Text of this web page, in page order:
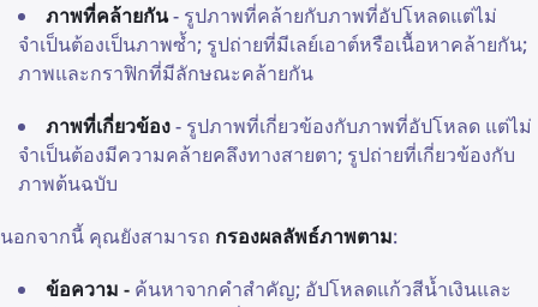
ภาพที่คล้ายกัน- รูปภาพที่คล้ายกับภาพที่อัปโหลดแต่ไม่
จำเป็นต้องเป็นภาพซ้ำ; รูปถ่ายที่มีเลย์เอาต์หรือเนื้อหาคล้ายกัน;
ภาพและกราฟิกที่มีลักษณะคล้ายกัน
ภาพที่เกี่ยวข้อง- รูปภาพที่เกี่ยวข้องกับภาพที่อัปโหลด แต่ไม่
จำเป็นต้องมีความคล้ายคลึงทางสายตา; รูปถ่ายที่เกี่ยวข้องกับ
ภาพต้นฉบับ
นอกจากนี้ คุณยังสามารถ กรองผลลัพธ์ภาพตาม:
ข้อความ - ค้นหาจากคำสำคัญ; อัปโหลดแก้วสีน้ำเงินและ